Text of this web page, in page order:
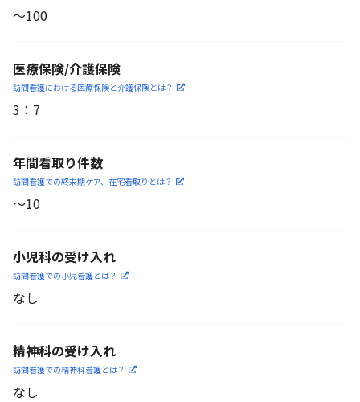
〜100
医療保険/介護保険
訪問看護における医療保険と介護保険とは？
3 ： 7
年間看取り件数
訪問看護での終末期ケア、 在宅看取りとは？
〜10
小児科の受け入れ
訪問看護での小児看護とは？
なし
精神科の受け入れ
訪問看護での精神科看護とは？
なし